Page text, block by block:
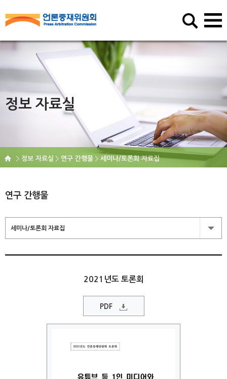
정보 자료실
정보 자료실 연구 간행물 세미나/토론회 자료집
연구 간행물
세미나/토론회 자료집
2021년도 토론회
PDF